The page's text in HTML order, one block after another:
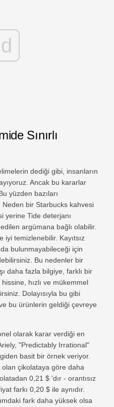
Sınırlı
dediği gibi, insanların
Ancak bu kararlar
yüzden bazıları
Neden bir Starbucks kahvesi
yerine Tide deterjanı
argümana bağlı olabilir.
temizlenebilir. Kayıtsız
bulunmayabileceği için
Bu nedenler bir
daha fazla bilgiye, farklı bir
hızlı ve mükemmel
Dolayısıyla bu gibi
bu ürünlerin geldiği çevreye
olarak karar verdiği en
"Predictably Irrational"
basit bir örnek veriyor.
çikolataya göre daha
0,21 $ 'dır - orantısız
farkı 0,20 $ ile aynıdır.
fark daha yüksek olsa